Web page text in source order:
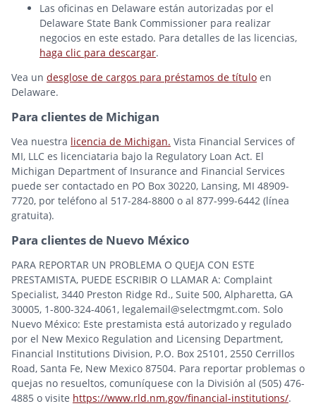
Las oficinas en Delaware están autorizadas por el
Delaware State Bank Commissioner para realizar
negocios en este estado. Para detalles de las licencias,
haga clic para descargar.
Vea un desglose de cargos para préstamos de título en
Delaware.
Para clientes de Michigan
Vea nuestra licencia de Michigan. Vista Financial Services of
MI, LLC es licenciataria bajo la Regulatory Loan Act. El
Michigan Department of Insurance and Financial Services
puede ser contactado en PO Box 30220, Lansing, MI 48909-
7720, por teléfono al 517-284-8800 o al 877-999-6442 (línea
gratuita).
Para clientes de Nuevo México
PARA REPORTAR UN PROBLEMA O QUEJA CON ESTE
PRESTAMISTA, PUEDE ESCRIBIR O LLAMAR A: Complaint
Specialist, 3440 Preston Ridge Rd., Suite 500, Alpharetta, GA
30005, 1-800-324-4061, legalemail@selectmgmt.com. Solo
Nuevo México: Este prestamista está autorizado y regulado
por el New Mexico Regulation and Licensing Department,
Financial Institutions Division, P.O. Box 25101, 2550 Cerrillos
Road, Santa Fe, New Mexico 87504. Para reportar problemas o
quejas no resueltos, comuníquese con la División al (505) 476-
4885 o visite https://www.rld.nm.gov/financial-institutions/.